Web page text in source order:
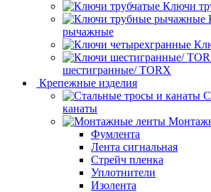
Ключи
рычажные
шестигранные/ TORX
Крепежные изделия
канаты
Фумлента
Лента сигнальная
Стрейч пленка
Уплотнители
Изолента